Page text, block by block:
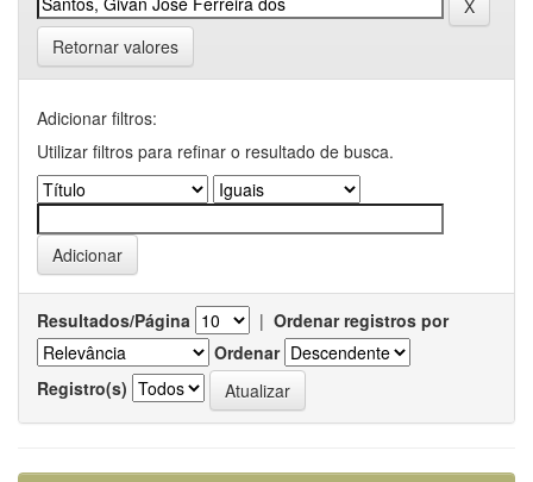
Retornar valores
Adicionar filtros:
Utilizar filtros para refinar o resultado de busca.
Resultados/Página | Ordenar registros por
Ordenar
Registro(s)